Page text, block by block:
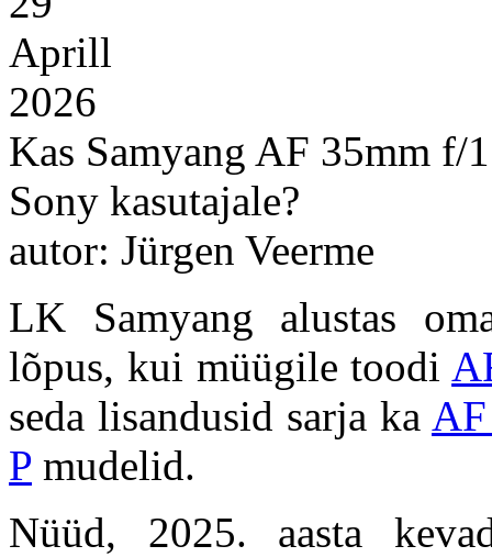
Aprill
2026
Kas Samyang AF 35mm f/
Sony kasutajale?
autor: Jürgen Veerme
LK Samyang alustas
lõpus, kui müügile toodi
seda lisandusid sarja ka
P mudelid.
Nüüd, 2025. aasta